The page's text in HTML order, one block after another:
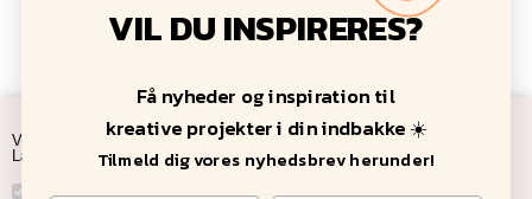
Ved at acceptere cookies accepterer du samtidig vores privatlivs poitik.
Læs mere under rubrikken: "Vilkår" nederst på siden.
VIL DU INSPIRERES?
Få nyheder og inspiration til
kreative projekter i din indbakke ☀️
Tilmeld dig vores nyhedsbrev herunder!